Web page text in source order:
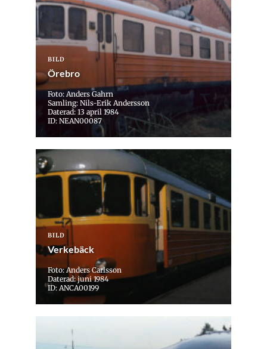
BILD
Örebro
Foto: Anders Gahrn
Samling: Nils-Erik Andersson
Daterad: 13 april 1984
ID: NEAN00087
BILD
Verkebäck
Foto: Anders Carlsson
Daterad: juni 1984
ID: ANCA00199